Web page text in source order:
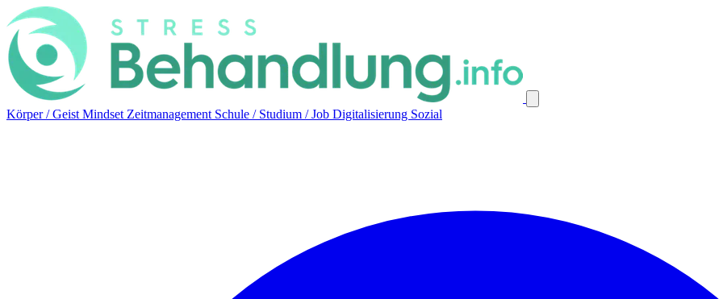
Körper / Geist Mindset Zeitmanagement Schule / Studium / Job Digitalisierung Sozial